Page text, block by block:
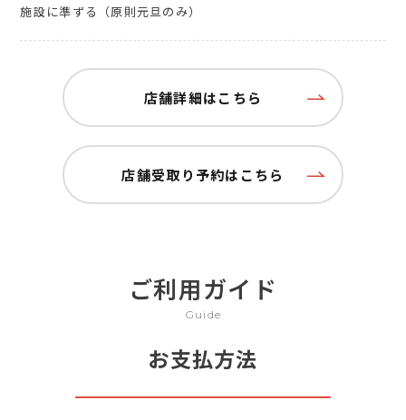
施設に準ずる（原則元旦のみ）
店舗詳細はこちら
店舗受取り予約はこちら
ご利用ガイド
Guide
お支払方法